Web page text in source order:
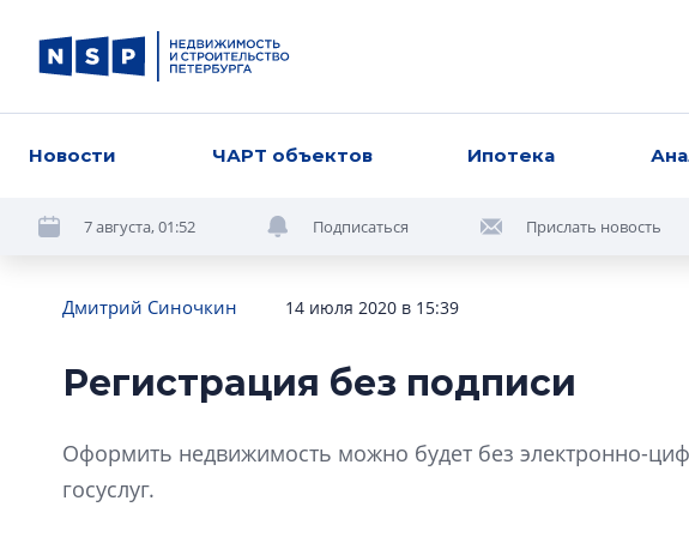
Новости ЧАРТ объектов Ипотека
7 августа, 01:52 Подписаться Прислать новость
Дмитрий Синочкин 14 июля 2020 в 15:39
Регистрация без подписи
Оформить недвижимость можно будет без электронно-
госуслуг.